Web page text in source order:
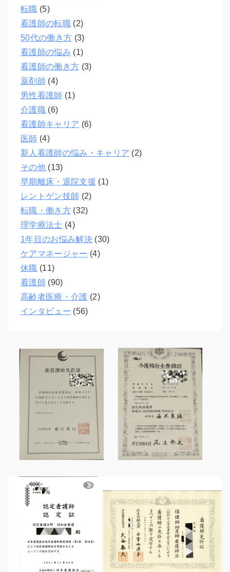
転職 (5)
看護師の転職(2)
50代の働き方 (3)
看護師の悩み (1)
看護師の働き方 (3)
薬剤師 (4)
男性看護師 (1)
介護職(6)
看護師キャリア (6)
医師 (4)
新人看護師の悩み・キャリア (2)
その他(13)
早期離床・退院支援 (1)
レントゲン技師 (2)
転職・働き方(32)
理学療法士 (4)
1年目のお悩み解決(30)
ケアマネージャー (4)
休職 (11)
看護師 (90)
高齢者医療・介護 (2)
インタビュー (56)